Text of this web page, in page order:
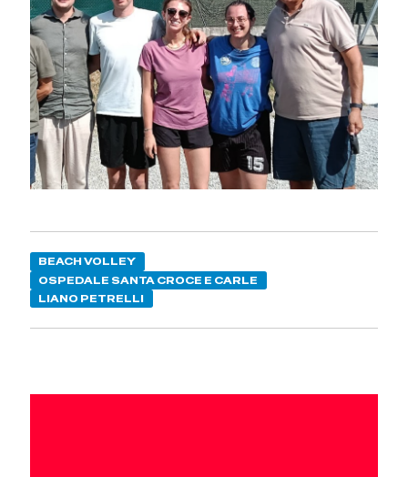
BEACH VOLLEY
OSPEDALE SANTA CROCE E CARLE
LIANO PETRELLI